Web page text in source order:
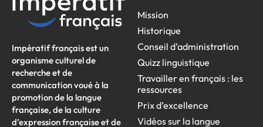
Impératif français est un
organisme culturel de
recherche et de
communication voué à la
promotion de la langue
française, de la culture
d’expression française et de
Mission
Historique
Conseil d’administration
Quizz linguistique
Travailler en français : les
ressources
Prix d’excellence
Vidéos sur la langue